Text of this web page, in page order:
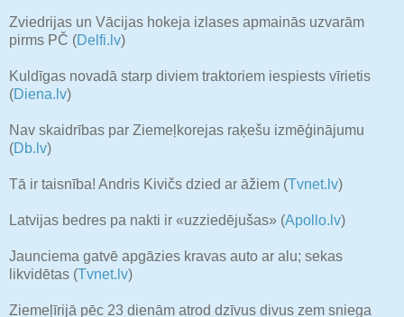
Zviedrijas un Vācijas hokeja izlases apmainās uzvarām
pirms PČ (Delfi.lv)
Kuldīgas novadā starp diviem traktoriem iespiests vīrietis
(Diena.lv)
Nav skaidrības par Ziemeļkorejas raķešu izmēģinājumu
(Db.lv)
Tā ir taisnība! Andris Kivičs dzied ar āžiem (Tvnet.lv)
Latvijas bedres pa nakti ir «uzziedējušas» (Apollo.lv)
Jaunciema gatvē apgāzies kravas auto ar alu; sekas
likvidētas (Tvnet.lv)
Ziemeļīrijā pēc 23 dienām atrod dzīvus divus zem sniega